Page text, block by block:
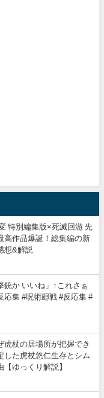
特別編集版×死滅回游 先
高作品爆誕！総集編の新
想&解説
銃か いいね」↑これさぁ
集 #呪術廻戦 #反応集 #
虎杖の居場所が把握でき
した虎杖悠仁生存とシム
【ゆっくり解説】